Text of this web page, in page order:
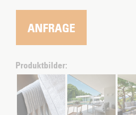
Produktbilder: